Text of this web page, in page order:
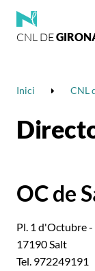
CNL DE
Inici CNL
OC de
Pl. 1 d'Octubre
17190 Salt
Tel. 972249191